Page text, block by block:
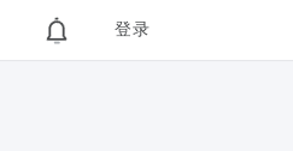
登录